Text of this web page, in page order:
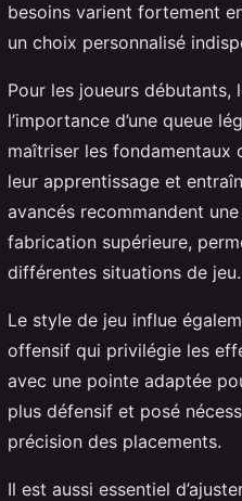
besoins varient fortement
un choix personnalisé
Pour les joueurs
l’importance d’une queue
maîtriser les
leur apprentissage et
avancés recommandent
fabrication supérieure,
différentes situations de jeu.
Le style de jeu influe
offensif qui privilégie les
avec une pointe adaptée
plus défensif et posé
précision des placements.
Il est aussi essentiel